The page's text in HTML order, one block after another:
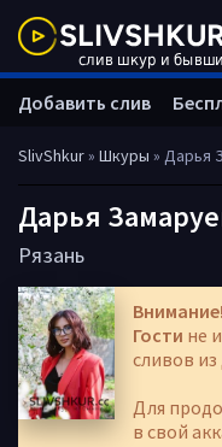
SlivShkur» Шкуры » Дарья
Дарья
Рязань
Гости не
сливов из
Для
в свой
Добавить слив